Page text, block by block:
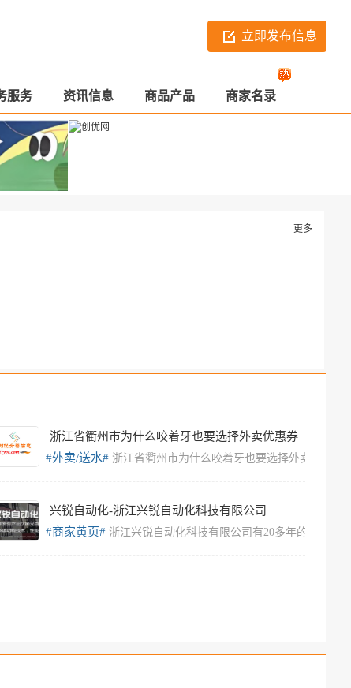
立即发布信息
服务 资讯信息 商品产品 商家名录
更多
话)同号
浙江省衢州市为什么咬着牙也要选择外卖优惠券
#外卖/送水#浙江省衢州市为什么咬着牙也要选择外卖优惠券
流）于2010年
兴锐自动化-浙江兴锐自动化科技有限公司
#商家黄页#浙江兴锐自动化科技有限公司有20多年的自动抛
的特性，因此